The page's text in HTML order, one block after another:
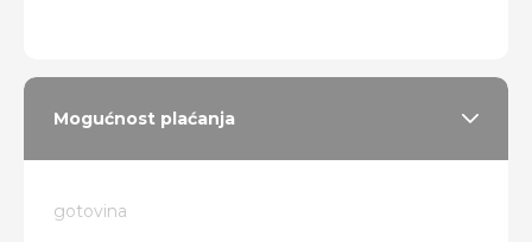
Mogućnost plaćanja
gotovina